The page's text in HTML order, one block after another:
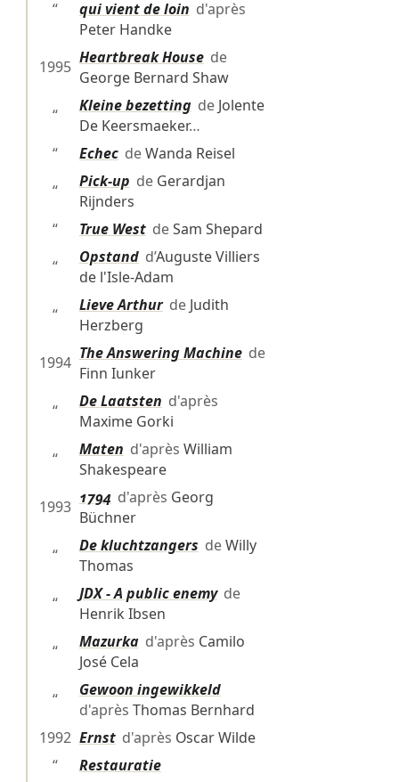
“ qui vient de loin d'après
Peter Handke
1995 Heartbreak Housede
George Bernard Shaw
“
Kleine bezettingde Jolente
De Keersmaeker…
“
EchecdeWanda Reisel
“
Pick-up de Gerardjan
Rijnders
“
True WestdeSam Shepard
“
Opstandd’Auguste Villiers
de l'Isle-Adam
“
Lieve Arthurde Judith
Herzberg
1994 The Answering Machinede
Finn Iunker
“
De Laatsten d'après
Maxime Gorki
“
Maten d'après William
Shakespeare
1993 1794 d'après Georg
Büchner
“
De kluchtzangers deWilly
Thomas
“
JDX - A public enemyde
Henrik Ibsen
“
Mazurkad'après Camilo
José Cela
“
Gewoon ingewikkeld
d'après Thomas Bernhard
1992 Ernstd'après Oscar Wilde
“
Restauratie